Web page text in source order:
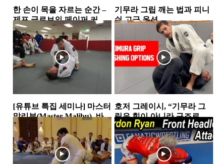
한 손이 목을 자르는 순간 –
제프 글로브의 페이퍼 커터
초크...
사이드 마운트
기무라 그립 깨는 법과 피니
쉬 고급 옵션
[유튜브 특집 세미나] 마스터
말리부(Master Malibu), 바라
토플라타 테크닉 공개
세미나
호저 그레이시, “기무라 그
립은 힘이 아니라 구조로 깬
다”
기술(타입별)